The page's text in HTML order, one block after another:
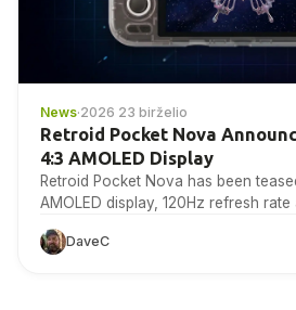
News·2026 23 birželio
Retroid Pocket Nova
4:3 AMOLED Display
Retroid Pocket Nova has been
AMOLED display, 120Hz refresh
DaveC